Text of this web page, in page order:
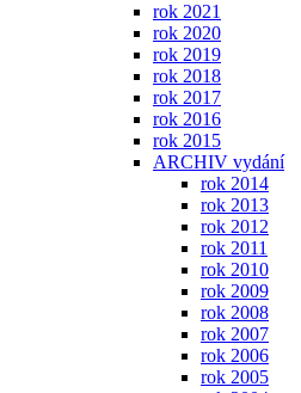
rok 2021
rok 2020
rok 2019
rok 2018
rok 2017
rok 2016
rok 2015
ARCHIV vydání
rok 2014
rok 2013
rok 2012
rok 2011
rok 2010
rok 2009
rok 2008
rok 2007
rok 2006
rok 2005